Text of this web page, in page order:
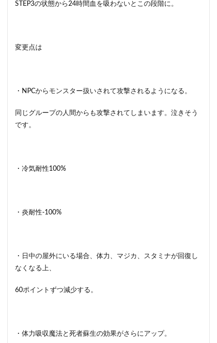
STEP3の状態から24時間血を吸わないとこの段階に。
変更点は
・NPCからモンスター扱いされて攻撃されるようになる。
同じグループの人間からも攻撃されてしまいます。泣きそう
です。
・冷気耐性100%
・炎耐性-100%
・日中の屋外にいる場合、体力、マジカ、スタミナが回復し
なくなる上、
60ポイントずつ減少する。
・体力吸収魔法と死者蘇生の効果がさらにアップ。